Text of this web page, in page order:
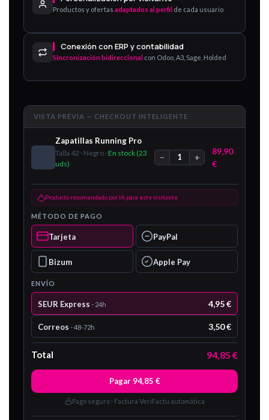
Productos y ofertas adaptados al perfil de cada usuario
Conexión con ERP y contabilidad
Sincronización bidireccional con Odoo, A3, Sage, Holded
VISTA PREVIA — CHECKOUT INTELIGENTE
Zapatillas Running Pro
Talla 42 · Negro ·En stock (23
uds)
− 1 +
89,90
€
Producto recomendado por IA para este visitante
MÉTODO DE PAGO
Tarjeta PayPal
Bizum Apple Pay
ENVÍO
SEUR Express · 24h 4,95 €
Correos · 48-72h 3,50 €
Total 94,85 €
Pagar 94,85 €
Pago seguro · Factura VeriFactu automática